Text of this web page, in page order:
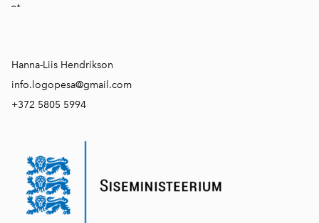
Hanna-Liis Hendrikson
info.logopesa@gmail.com
+372 5805 5994